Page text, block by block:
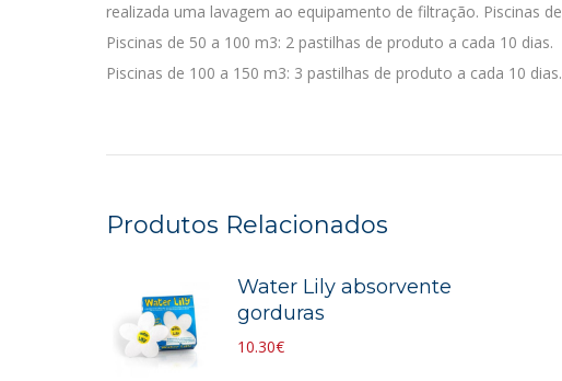
realizada uma lavagem ao equipamento de filtração. Piscinas
Piscinas de 50 a 100 m3: 2 pastilhas de produto a cada 10 dias.
Piscinas de 100 a 150 m3: 3 pastilhas de produto a cada 10 dias.
Produtos Relacionados
Water Lily absorvente
gorduras
10.30€